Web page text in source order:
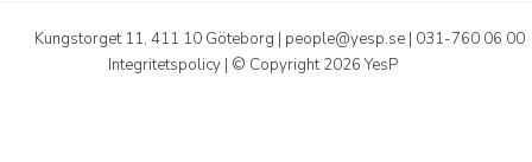
Kungstorget 11, 411 10 Göteborg | people@yesp.se| 031-760 06 00
Integritetspolicy| © Copyright 2026 YesP